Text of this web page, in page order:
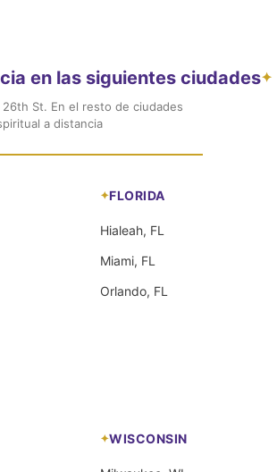
en las siguientes ciudades✦
St. En el resto de ciudades
a distancia
FLORIDA
Hialeah, FL
Miami, FL
Orlando, FL
WISCONSIN